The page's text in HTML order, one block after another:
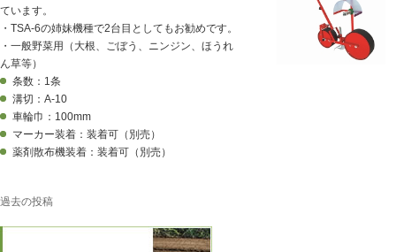
ています。
・TSA-6の姉妹機種で2台目としてもお勧めです。
・一般野菜用（大根、ごぼう、ニンジン、ほうれ
ん草等）
条数：1条
溝切：A-10
車輪巾：100mm
マーカー装着：装着可（別売）
薬剤散布機装着：装着可（別売）
投
過去の投稿